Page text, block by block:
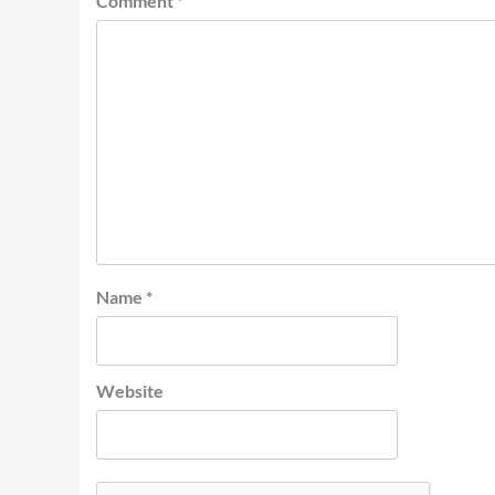
Name *
Website